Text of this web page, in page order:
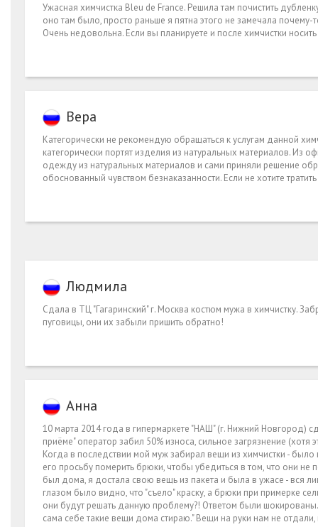
Ужасная химчистка Bleu de France. Решила там почистить
оно там было, просто раньше я пятна этого не замечала
Очень недовольна. Если вы планируете и после химчистки
Вера
Категорически не рекомендую обращаться к услугам данной
категорически портят изделия из натуральных материалов. Из
одежду из натуральных материалов и сами приняли решение
обоснованный чувством безнаказанности. Если не хотите
Людмила
Сдала в ТЦ "Гагаринский" г. Москва костюм мужа в химчистку.
пуговицы, они их забыли пришить обратно!
Анна
10 марта 2014 года в гипермаркете "НАШ" (г. Нижний Новгород)
приёме" оператор забил 50% износа, сильное загрязнение
Когда в последствии мой муж забирал вещи из химчистки -
его просьбу померить брюки, чтобы убедиться в том, что они не
был дома, я достала свою вещь из пакета и была в ужасе - вся
глазом было видно, что "съело" краску, а брюки при примерке
они будут решать данную проблему?! Ответом были
сама себе такие вещи дома стираю." Вещи на руки нам не